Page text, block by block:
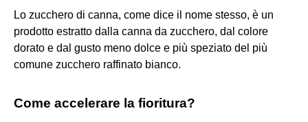
Lo zucchero di canna, come dice il nome stesso, è un
prodotto estratto dalla canna da zucchero, dal colore
dorato e dal gusto meno dolce e più speziato del più
comune zucchero raffinato bianco.
Come accelerare la fioritura?